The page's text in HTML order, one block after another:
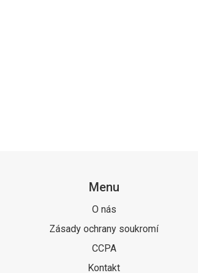
Menu
O nás
Zásady ochrany soukromí
CCPA
Kontakt